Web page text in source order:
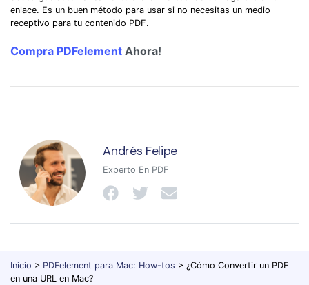
enlace. Es un buen método para usar si no necesitas un medio
receptivo para tu contenido PDF.
Compra PDFelement Ahora!
Andrés Felipe
Experto En PDF
Inicio > PDFelement para Mac: How-tos > ¿Cómo Convertir un PDF
en una URL en Mac?